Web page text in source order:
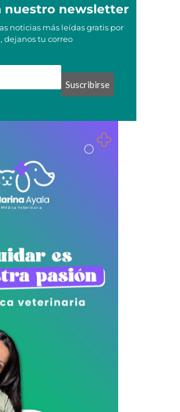
nuestro newsletter
noticias más leídas gratis por
dejanos tu correo
Suscribirse